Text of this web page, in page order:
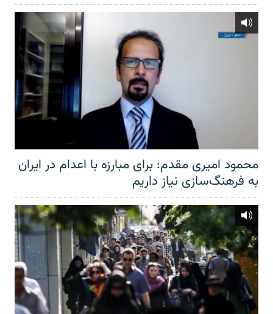
محمود امیری مقدم: برای مبارزه با اعدام در ایران
به فرهنگ‌سازی نیاز داریم